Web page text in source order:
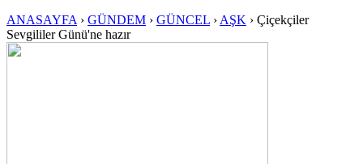
ANASAYFA › GÜNDEM › GÜNCEL › AŞK › Çiçekçiler
Sevgililer Günü'ne hazır